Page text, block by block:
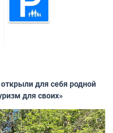
для себя родной
для своих»